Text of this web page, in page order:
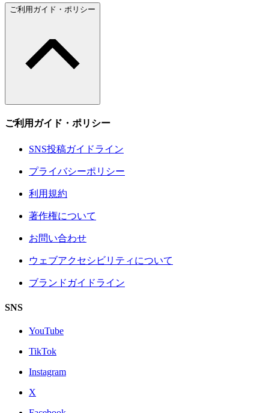
ご利用ガイド・ポリシー
ご利用ガイド・ポリシー
SNS投稿ガイドライン
プライバシーポリシー
利用規約
著作権について
お問い合わせ
ウェブアクセシビリティについて
ブランドガイドライン
SNS
YouTube
TikTok
Instagram
X